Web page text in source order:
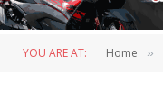
YOU ARE AT: Home »